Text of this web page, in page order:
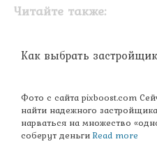
Читайте также:
Как выбрать
Фото с сайта pixboost.com
найти надежного
нарваться на множество
соберут деньгиRead more